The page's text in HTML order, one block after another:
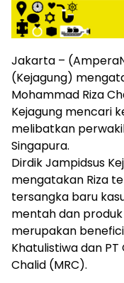
media
siber
lainnya,
desain
Koran
dan
media
siber
lebih
eksklusif,
bergaya
mengandung
unsur
edukasi,
gaya
hidup,
hiburan,
Jakarta –
(Kejagung)
Mohammad Riza
Kejagung mencari
melibatkan
Singapura.
Dirdik Jampidsus
mengatakan Riza
tersangka baru
mentah dan produk
merupakan
Khatulistiwa dan
Chalid (MRC).